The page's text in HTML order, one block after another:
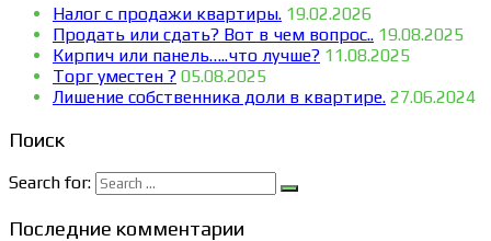
Налог с продажи квартиры. 19.02.2026
Продать или сдать? Вот в чем вопрос.. 19.08.2025
Кирпич или панель…..что лучше? 11.08.2025
Торг уместен ? 05.08.2025
Лишение собственника доли в квартире. 27.06.2024
Поиск
Search for:
Последние комментарии